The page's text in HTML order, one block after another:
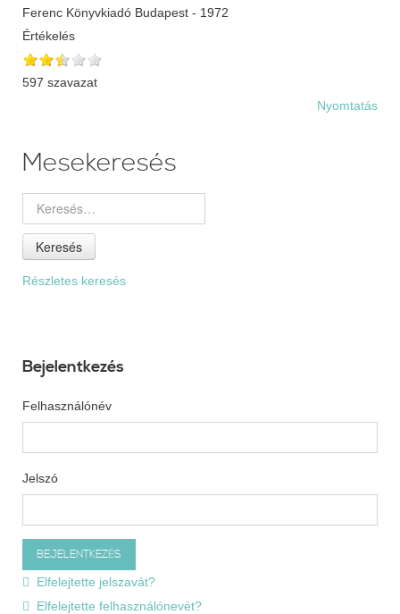
Ferenc Könyvkiadó Budapest - 1972
Értékelés
597 szavazat
Nyomtatás
Mesekeresés
Keresés
Részletes keresés
Bejelentkezés
Felhasználónév
Jelszó
Elfelejtette jelszavát?
Elfelejtette felhasználónevét?